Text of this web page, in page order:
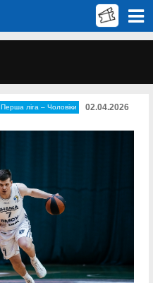
Перша лiга – Чоловiки 02.04.2026